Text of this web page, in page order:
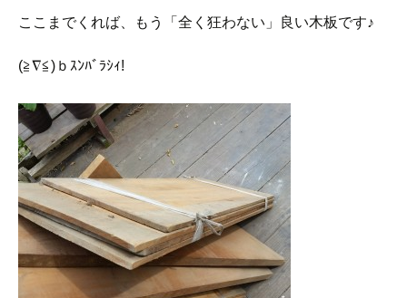
ここまでくれば、もう「全く狂わない」良い木板です♪
(≧∇≦)ｂｽﾝﾊﾞﾗｼｨ!